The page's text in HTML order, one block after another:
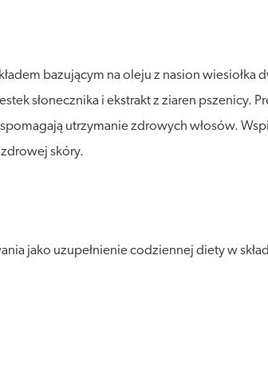
bazującym na oleju z nasion
słonecznika i ekstrakt z ziaren pszenicy.
utrzymanie zdrowych włosów.
skóry.
jako uzupełnienie codziennej diety w